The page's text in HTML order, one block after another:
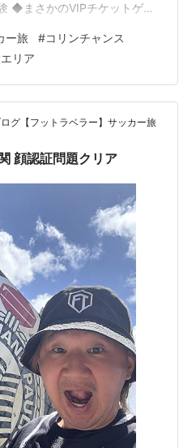
◆まさかのVIPチケットゲッ
ゲット！ 顔認証問題を突破
次に待っていたのは…まさ
っと登録できたのに試合が
」 ってマジで落ちかけた。
ー旅 #コリンチャンス
リア
グ【フットラベラー】サッカー旅
顔認証問題クリア